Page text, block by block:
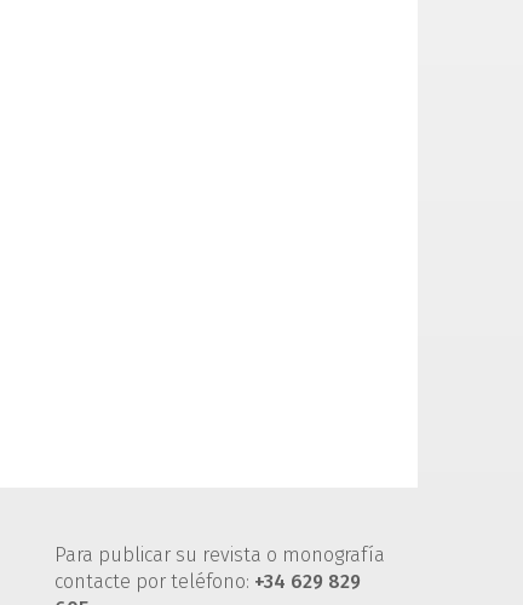
Para publicar su revista o monografía
contacte por teléfono: +34 629 829